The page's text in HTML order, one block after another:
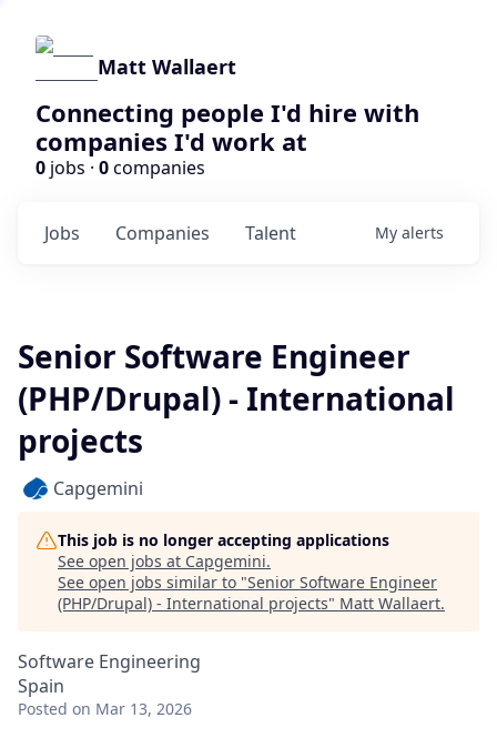
Matt Wallaert
Connecting people I'd hire with
companies I'd work at
0 jobs · 0companies
Jobs Companies Talent My alerts
Senior Software Engineer
(PHP/Drupal) - International
projects
Capgemini
This job is no longer accepting applications
See open jobs at Capgemini.
See open jobs similar to "Senior Software Engineer
(PHP/Drupal) - International projects" Matt Wallaert.
Software Engineering
Spain
Posted on Mar 13, 2026